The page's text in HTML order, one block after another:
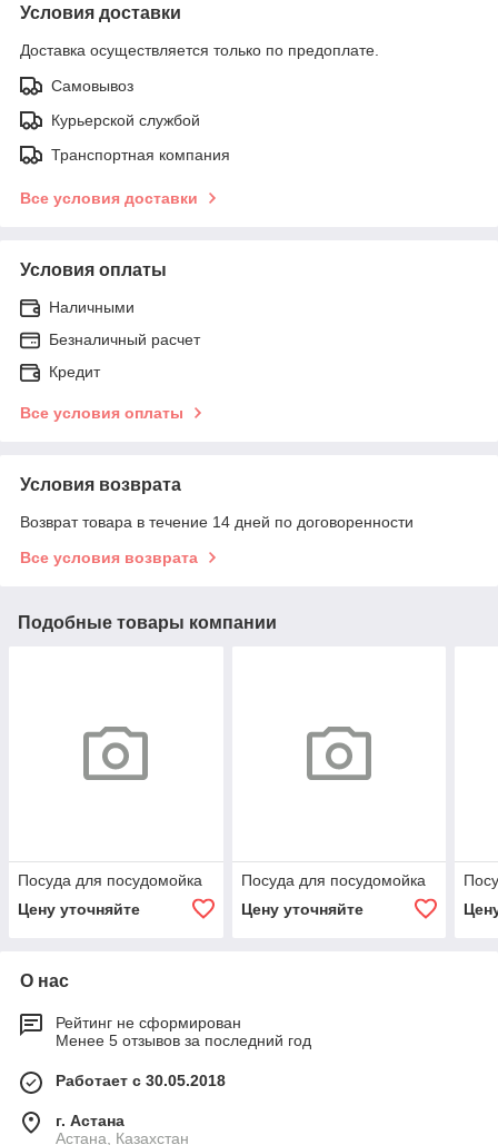
Условия доставки
Доставка осуществляется только по предоплате.
Самовывоз
Курьерской службой
Транспортная компания
Все условия доставки
Условия оплаты
Наличными
Безналичный расчет
Кредит
Все условия оплаты
Условия возврата
Возврат товара в течение 14 дней по договоренности
Все условия возврата
Подобные товары компании
Посуда для посудомойка
Цену уточняйте
Посуда для посудомойка
Цену уточняйте
О нас
Рейтинг не сформирован
Менее 5 отзывов за последний год
Работает с 30.05.2018
г. Астана
Астана, Казахстан